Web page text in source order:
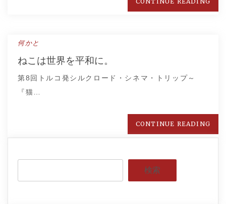
何かと
ねこは世界を平和に。
第8回トルコ発シルクロード・シネマ・トリップ～
『猫…
CONTINUE READING
検索